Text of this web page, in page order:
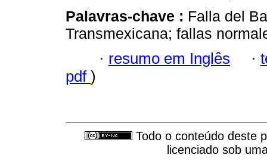
Palavras-chave : Falla del
Transmexicana; fallas
· resumo em Inglês ·
pdf )
Todo o conteúdo deste
licenciado sob